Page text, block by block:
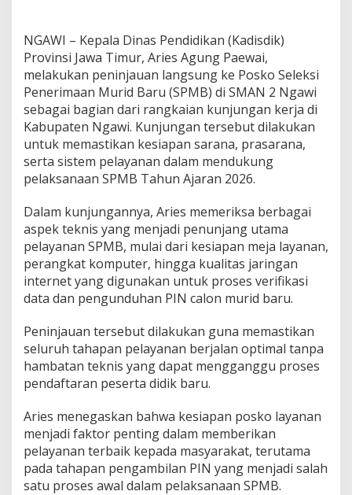
o
S
P
M
S
M
A
N
2
N
a
w
,
P
a
s
i
k
a
n
P
n
g
a
m
b
i
NGAWI – Kepala Dinas Pendidikan (Kadisdik)
Provinsi Jawa Timur, Aries Agung Paewai,
melakukan peninjauan langsung ke Posko Seleksi
Penerimaan Murid Baru (SPMB) di SMAN 2 Ngawi
sebagai bagian dari rangkaian kunjungan kerja di
Kabupaten Ngawi. Kunjungan tersebut dilakukan
untuk memastikan kesiapan sarana, prasarana,
serta sistem pelayanan dalam mendukung
pelaksanaan SPMB Tahun Ajaran 2026.
Dalam kunjungannya, Aries memeriksa berbagai
aspek teknis yang menjadi penunjang utama
pelayanan SPMB, mulai dari kesiapan meja layanan,
perangkat komputer, hingga kualitas jaringan
internet yang digunakan untuk proses verifikasi
data dan pengunduhan PIN calon murid baru.
Peninjauan tersebut dilakukan guna memastikan
seluruh tahapan pelayanan berjalan optimal tanpa
hambatan teknis yang dapat mengganggu proses
pendaftaran peserta didik baru.
Aries menegaskan bahwa kesiapan posko layanan
menjadi faktor penting dalam memberikan
pelayanan terbaik kepada masyarakat, terutama
pada tahapan pengambilan PIN yang menjadi salah
satu proses awal dalam pelaksanaan SPMB.